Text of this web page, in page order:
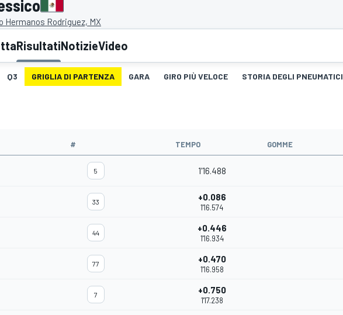
Hermanos Rodriguez, MX
RisultatiNotizieVideo
Q3 GRIGLIA DI PARTENZA GARA GIRO PIÙ VELOCE STORIA DEGLI PNEUMATICI
# TEMPO GOMME
5 1'16.488
33 +0.086
1'16.574
44 +0.446
1'16.934
77 +0.470
1'16.958
7 +0.750
1'17.238